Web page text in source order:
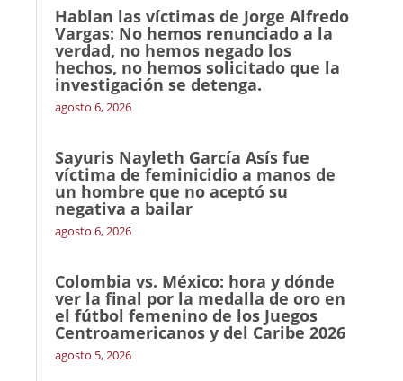
Hablan las víctimas de Jorge Alfredo
Vargas: No hemos renunciado a la
verdad, no hemos negado los
hechos, no hemos solicitado que la
investigación se detenga.
agosto 6, 2026
Sayuris Nayleth García Asís fue
víctima de feminicidio a manos de
un hombre que no aceptó su
negativa a bailar
agosto 6, 2026
Colombia vs. México: hora y dónde
ver la final por la medalla de oro en
el fútbol femenino de los Juegos
Centroamericanos y del Caribe 2026
agosto 5, 2026